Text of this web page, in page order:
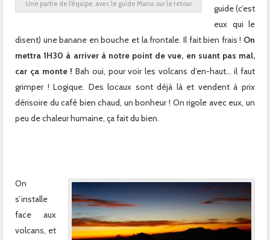
Une partie de l’équipe, avec le guide Manu, sur le retour
guide (c’est
eux qui le
disent) une banane en bouche et la frontale. Il fait bien frais ! On
mettra 1H30 à arriver à notre point de vue, en suant pas mal,
car ça monte ! Bah oui, pour voir les volcans d’en-haut… il faut
grimper ! Logique. Des locaux sont déjà là et vendent à prix
dérisoire du café bien chaud, un bonheur ! On rigole avec eux, un
peu de chaleur humaine, ça fait du bien.
On
s’installe
face aux
volcans, et